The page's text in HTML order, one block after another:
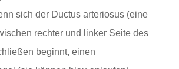
sich der Ductus arteriosus (eine
rechter und linker Seite des
beginnt, einen